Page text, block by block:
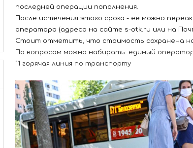
последней операции пополнения.
После истечения этого срока - ее можно
оператора (адреса на сайте s-otk.ru или на
Стоит отметить, что стоимость сохранена
По вопросам можно набирать: единый оператор
11 горячая линия по транспорту